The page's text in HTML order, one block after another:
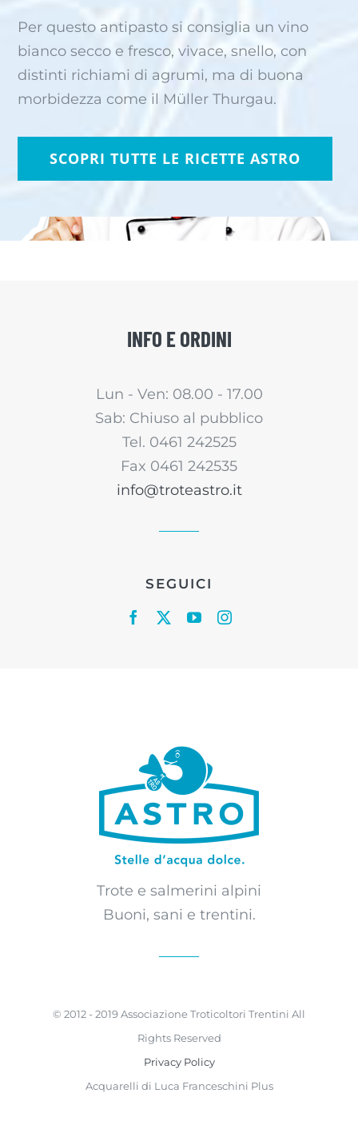
Per questo antipasto si consiglia un vino
bianco secco e fresco, vivace, snello, con
distinti richiami di agrumi, ma di buona
morbidezza come il Müller Thurgau.
SCOPRI TUTTE LE RICETTE ASTRO
INFO E ORDINI
Lun - Ven: 08.00 - 17.00
Sab: Chiuso al pubblico
Tel. 0461 242525
Fax 0461 242535
info@troteastro.it
SEGUICI
Trote e salmerini alpini
Buoni, sani e trentini.
© 2012 - 2019 Associazione Troticoltori Trentini All
Rights Reserved
Privacy Policy
Acquarelli di Luca Franceschini Plus